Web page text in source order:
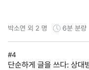
박소연 외 2 명 6분 분량
#4
단순하게 글을 쓰다: 상대